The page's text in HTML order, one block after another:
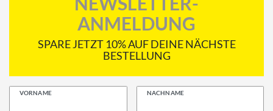
ANMELDUNG
SPARE JETZT 10% AUF DEINE NÄCHSTE
BESTELLUNG
VORNAME NACHNAME